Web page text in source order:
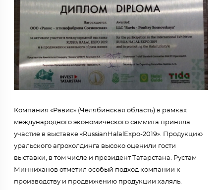
Компания «Равис» (Челябинская область) в рамках
международного экономического саммита приняла
участие в выставке «RussianHalalExpo-2019». Продукцию
уральского агрохолдинга высоко оценили гости
выставки, в том числе и президент Татарстана. Рустам
Минниханов отметил особый подход компании к
производству и продвижению продукции халяль.